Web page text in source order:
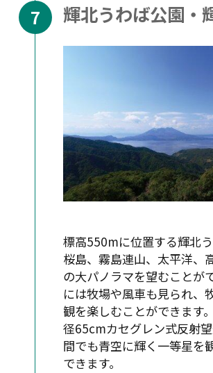
輝北うわば公園・
標高550mに位置する輝北
桜島、霧島連山、太平洋、
の大パノラマを望むことが
には牧場や風車も見られ、
観を楽しむことができます
径65cmカセグレン式反射
間でも青空に輝く一等星を
できます。